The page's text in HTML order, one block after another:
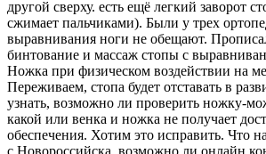
другой сверху. есть ещё легкий заворот
сжимает пальчиками). Были у трех
выравнивания ноги не обещают.
бинтование и массаж стопы с
Ножка при физическом воздействии на
Переживаем, стопа будет отставать в
узнать, возможно ли проверить ножку-
какой или венка и ножка не получает
обеспечения. Хотим это исправить. Что